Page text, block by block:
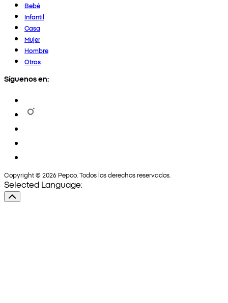
Bebé
Infantil
Casa
Mujer
Hombre
Otros
Síguenos en:
Copyright © 2026 Pepco. Todos los derechos reservados.
Selected Language: